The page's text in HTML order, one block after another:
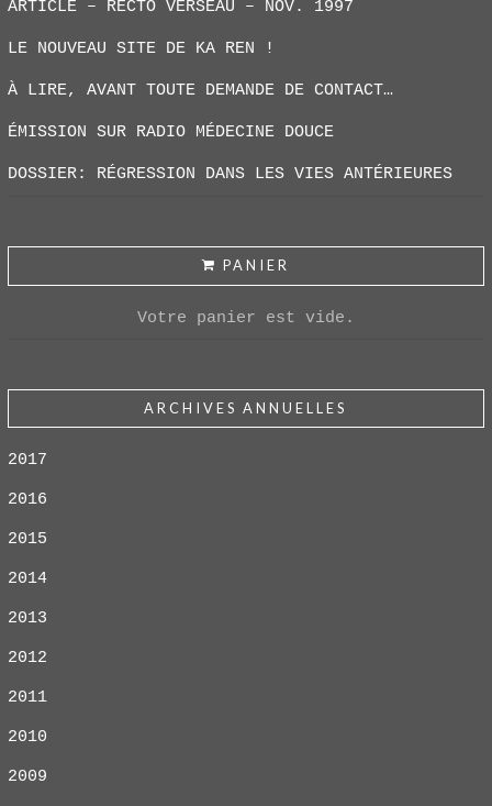
ARTICLE – RECTO VERSEAU – NOV. 1997
LE NOUVEAU SITE DE KA REN !
À LIRE, AVANT TOUTE DEMANDE DE CONTACT…
ÉMISSION SUR RADIO MÉDECINE DOUCE
DOSSIER: RÉGRESSION DANS LES VIES ANTÉRIEURES
PANIER
Votre panier est vide.
ARCHIVES ANNUELLES
2017
2016
2015
2014
2013
2012
2011
2010
2009